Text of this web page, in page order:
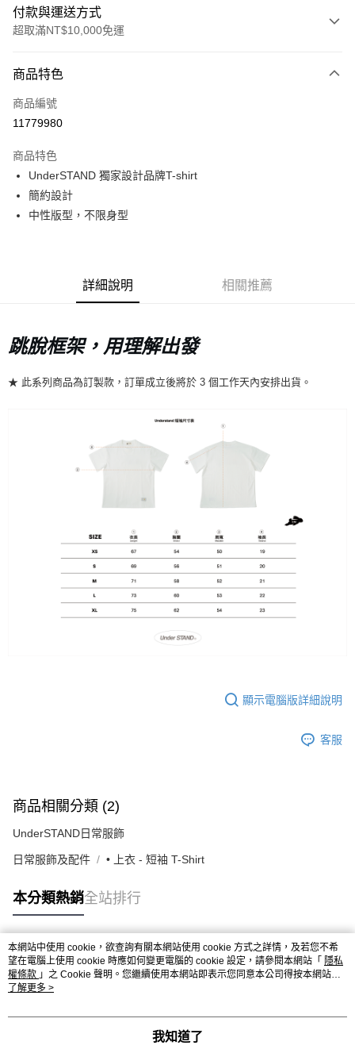
付款與運送方式
超取滿NT$10,000免運
信用卡一次付款
超商取貨付款
Apple Pay
Google Pay
每筆NT$80，滿NT$10,000(含以上)免運費
每筆NT$80，滿NT$10,000(含以上)免運費
每筆NT$80，滿NT$10,000(含以上)免運費
每筆NT$80，滿NT$10,000(含以上)免運費
商品特色
商品編號
11779980
商品特色
UnderSTAND 獨家設計品牌T-shirt
簡約設計
中性版型，不限身型
詳細說明 相關推薦
跳脫框架，用理解出發
★ 此系列商品為訂製款，訂單成立後將於 3 個工作天內安排出貨。
顯示電腦版詳細說明
客服
商品相關分類 (2)
UnderSTAND日常服飾
日常服飾及配件 • 上衣 - 短袖 T-Shirt
本分類熱銷全站排行
熱門標籤
本網站中使用 cookie，欲查詢有關本網站使用 cookie 方式之詳情，及若您不希
望在電腦上使用 cookie 時應如何變更電腦的 cookie 設定，請參閱本網站「 隱私
權條款 」之 Cookie 聲明。您繼續使用本網站即表示您同意本公司得按本網站使
用條款之 Cookie 聲明使用 cookie。
了解更多 >
我知道了